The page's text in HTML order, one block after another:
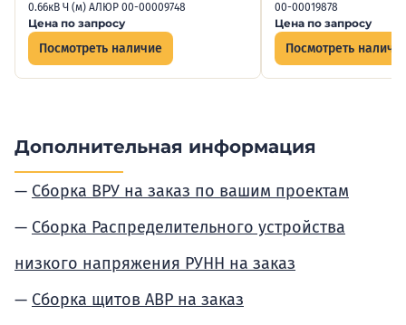
0.66кВ Ч (м) АЛЮР 00-00009748
Цена по запросу
Посмотреть наличие
00-00019878
Цена по запросу
Посмотреть
Дополнительная информация
Сборка ВРУ на заказ по вашим проектам
Сборка Распределительного устройства
низкого напряжения РУНН на заказ
Сборка щитов АВР на заказ